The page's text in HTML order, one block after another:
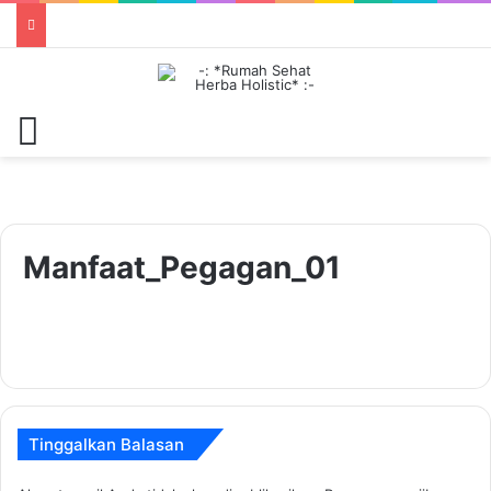
Manfaat_Pegagan_01
Tinggalkan Balasan